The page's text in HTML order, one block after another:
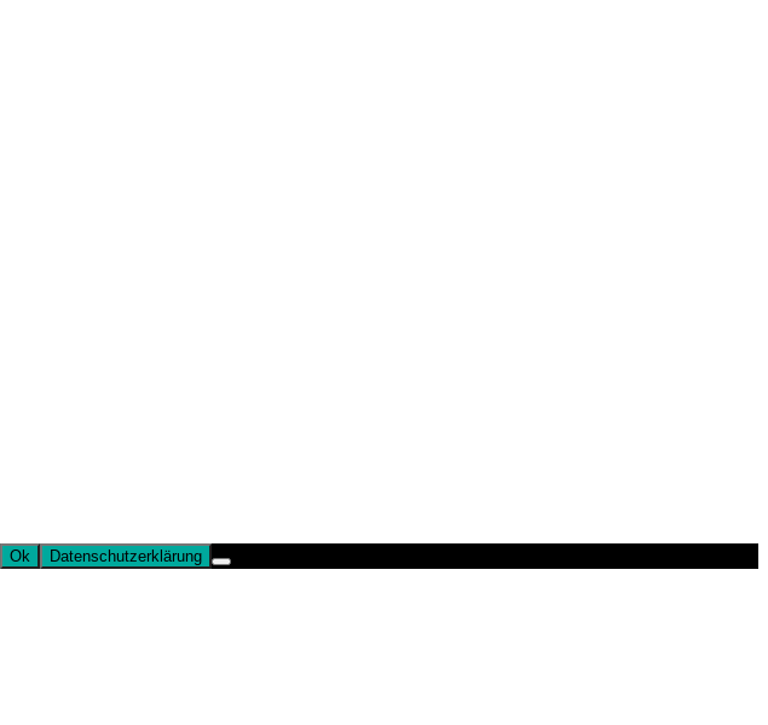
Ok Datenschutzerklärung